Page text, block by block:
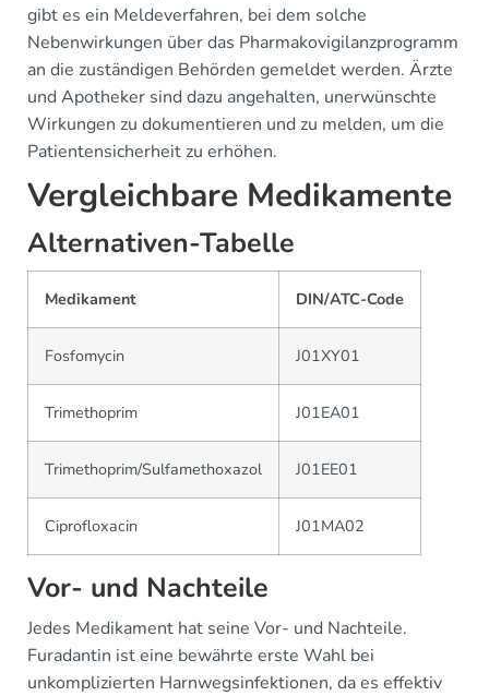
gibt es ein Meldeverfahren, bei dem solche
Nebenwirkungen über das Pharmakovigilanzprogramm
an die zuständigen Behörden gemeldet werden. Ärzte
und Apotheker sind dazu angehalten, unerwünschte
Wirkungen zu dokumentieren und zu melden, um die
Patientensicherheit zu erhöhen.
Vergleichbare Medikamente
Alternativen-Tabelle
Medikament DIN/ATC-Code
Fosfomycin J01XY01
Trimethoprim J01EA01
Trimethoprim/Sulfamethoxazol J01EE01
Ciprofloxacin J01MA02
Vor- und Nachteile
Jedes Medikament hat seine Vor- und Nachteile.
Furadantin ist eine bewährte erste Wahl bei
unkomplizierten Harnwegsinfektionen, da es effektiv